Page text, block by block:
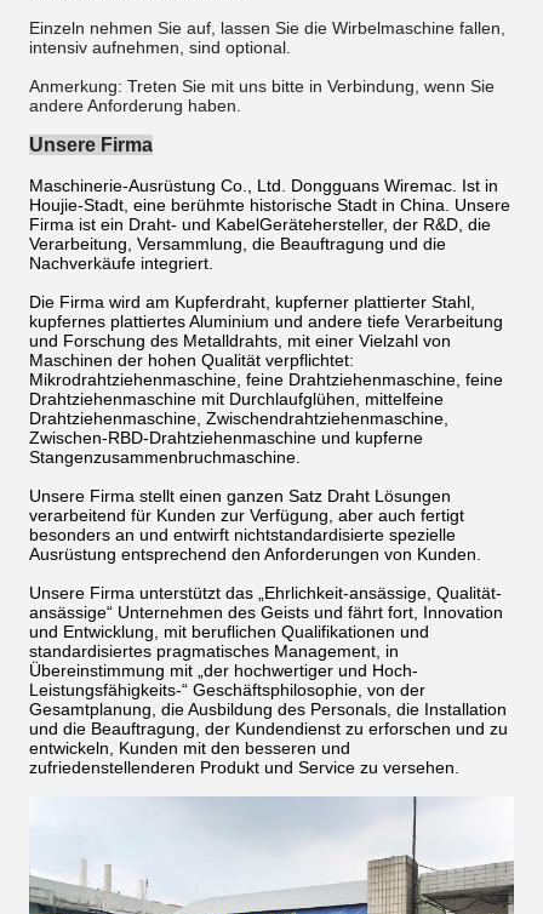
Einzeln nehmen Sie auf, lassen Sie die Wirbelmaschine fallen,
intensiv aufnehmen, sind optional.
Anmerkung: Treten Sie mit uns bitte in Verbindung, wenn Sie
andere Anforderung haben.
Unsere Firma
Maschinerie-Ausrüstung Co., Ltd. Dongguans Wiremac. Ist in
Houjie-Stadt, eine berühmte historische Stadt in China. Unsere
Firma ist ein Draht- und KabelGerätehersteller, der R&D, die
Verarbeitung, Versammlung, die Beauftragung und die
Nachverkäufe integriert.
Die Firma wird am Kupferdraht, kupferner plattierter Stahl,
kupfernes plattiertes Aluminium und andere tiefe Verarbeitung
und Forschung des Metalldrahts, mit einer Vielzahl von
Maschinen der hohen Qualität verpflichtet:
Mikrodrahtziehenmaschine, feine Drahtziehenmaschine, feine
Drahtziehenmaschine mit Durchlaufglühen, mittelfeine
Drahtziehenmaschine, Zwischendrahtziehenmaschine,
Zwischen-RBD-Drahtziehenmaschine und kupferne
Stangenzusammenbruchmaschine.
Unsere Firma stellt einen ganzen Satz Draht Lösungen
verarbeitend für Kunden zur Verfügung, aber auch fertigt
besonders an und entwirft nichtstandardisierte spezielle
Ausrüstung entsprechend den Anforderungen von Kunden.
Unsere Firma unterstützt das „Ehrlichkeit-ansässige, Qualität-
ansässige“ Unternehmen des Geists und fährt fort, Innovation
und Entwicklung, mit beruflichen Qualifikationen und
standardisiertes pragmatisches Management, in
Übereinstimmung mit „der hochwertiger und Hoch-
Leistungsfähigkeits-“ Geschäftsphilosophie, von der
Gesamtplanung, die Ausbildung des Personals, die Installation
und die Beauftragung, der Kundendienst zu erforschen und zu
entwickeln, Kunden mit den besseren und
zufriedenstellenderen Produkt und Service zu versehen.